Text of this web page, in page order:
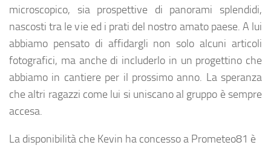
microscopico, sia prospettive di panorami splendidi,
nascosti tra le vie ed i prati del nostro amato paese. A lui
abbiamo pensato di affidargli non solo alcuni articoli
fotografici, ma anche di includerlo in un progettino che
abbiamo in cantiere per il prossimo anno. La speranza
che altri ragazzi come lui si uniscano al gruppo è sempre
accesa.
La disponibilità che Kevin ha concesso a Prometeo81 è